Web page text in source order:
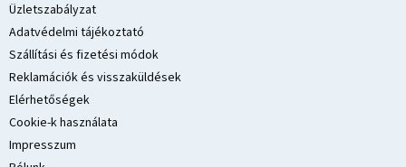
Üzletszabályzat
Adatvédelmi tájékoztató
Szállítási és fizetési módok
Reklamációk és visszaküldések
Elérhetőségek
Cookie-k használata
Impresszum